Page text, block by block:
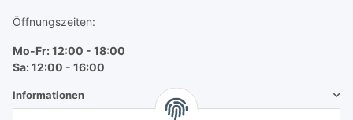
Öffnungszeiten:
Mo-Fr: 12:00 - 18:00
Sa: 12:00 - 16:00
Informationen